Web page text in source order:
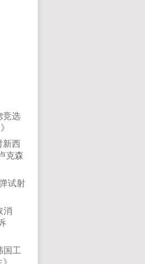
竞选
》
新西
克森
试射
消
国工
》